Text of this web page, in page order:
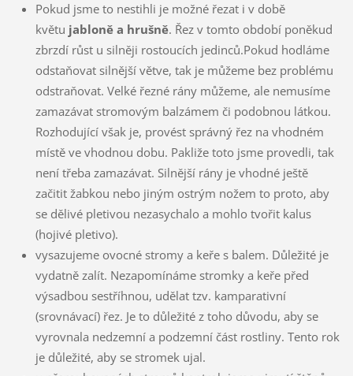
Pokud jsme to nestihli je možné řezat i v době
květu jabloně a hrušně. Řez v tomto období poněkud
zbrzdí růst u silněji rostoucích jedinců.Pokud hodláme
odstaňovat silnější větve, tak je můžeme bez problému
odstraňovat. Velké řezné rány můžeme, ale nemusíme
zamazávat stromovým balzámem či podobnou látkou.
Rozhodující však je, provést správný řez na vhodném
místě ve vhodnou dobu. Pakliže toto jsme provedli, tak
není třeba zamazávat. Silnější rány je vhodné ještě
začitit žabkou nebo jiným ostrým nožem to proto, aby
se dělivé pletivou nezasychalo a mohlo tvořit kalus
(hojivé pletivo).
vysazujeme ovocné stromy a keře s balem. Důležité je
vydatně zalít. Nezapomínáme stromky a keře před
výsadbou sestříhnou, udělat tzv. kamparativní
(srovnávací) řez. Je to důležité z toho důvodu, aby se
vyrovnala nedzemní a podzemní část rostliny. Tento rok
je důležité, aby se stromek ujal.